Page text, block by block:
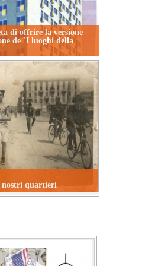
di offrire la versione
de `I luoghi della
nostri quartieri